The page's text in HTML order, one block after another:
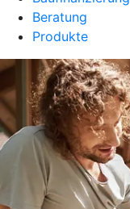
Beratung
Produkte